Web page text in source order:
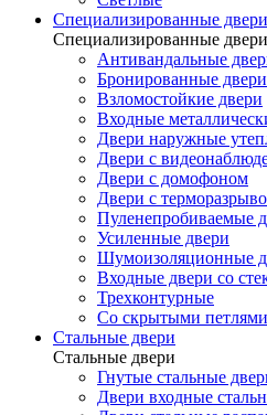
Специализированные двери
Специализированные двери
Антивандальные
Бронированные двери
Взломостойкие двери
Входные
Двери наружные
Двери с
Двери с домофоном
Двери с
Пуленепробиваемые
Усиленные двери
Шумоизоляционные
Входные двери со
Трехконтурные
Со скрытыми петлями
Стальные двери
Стальные двери
Гнутые стальные
Двери входные